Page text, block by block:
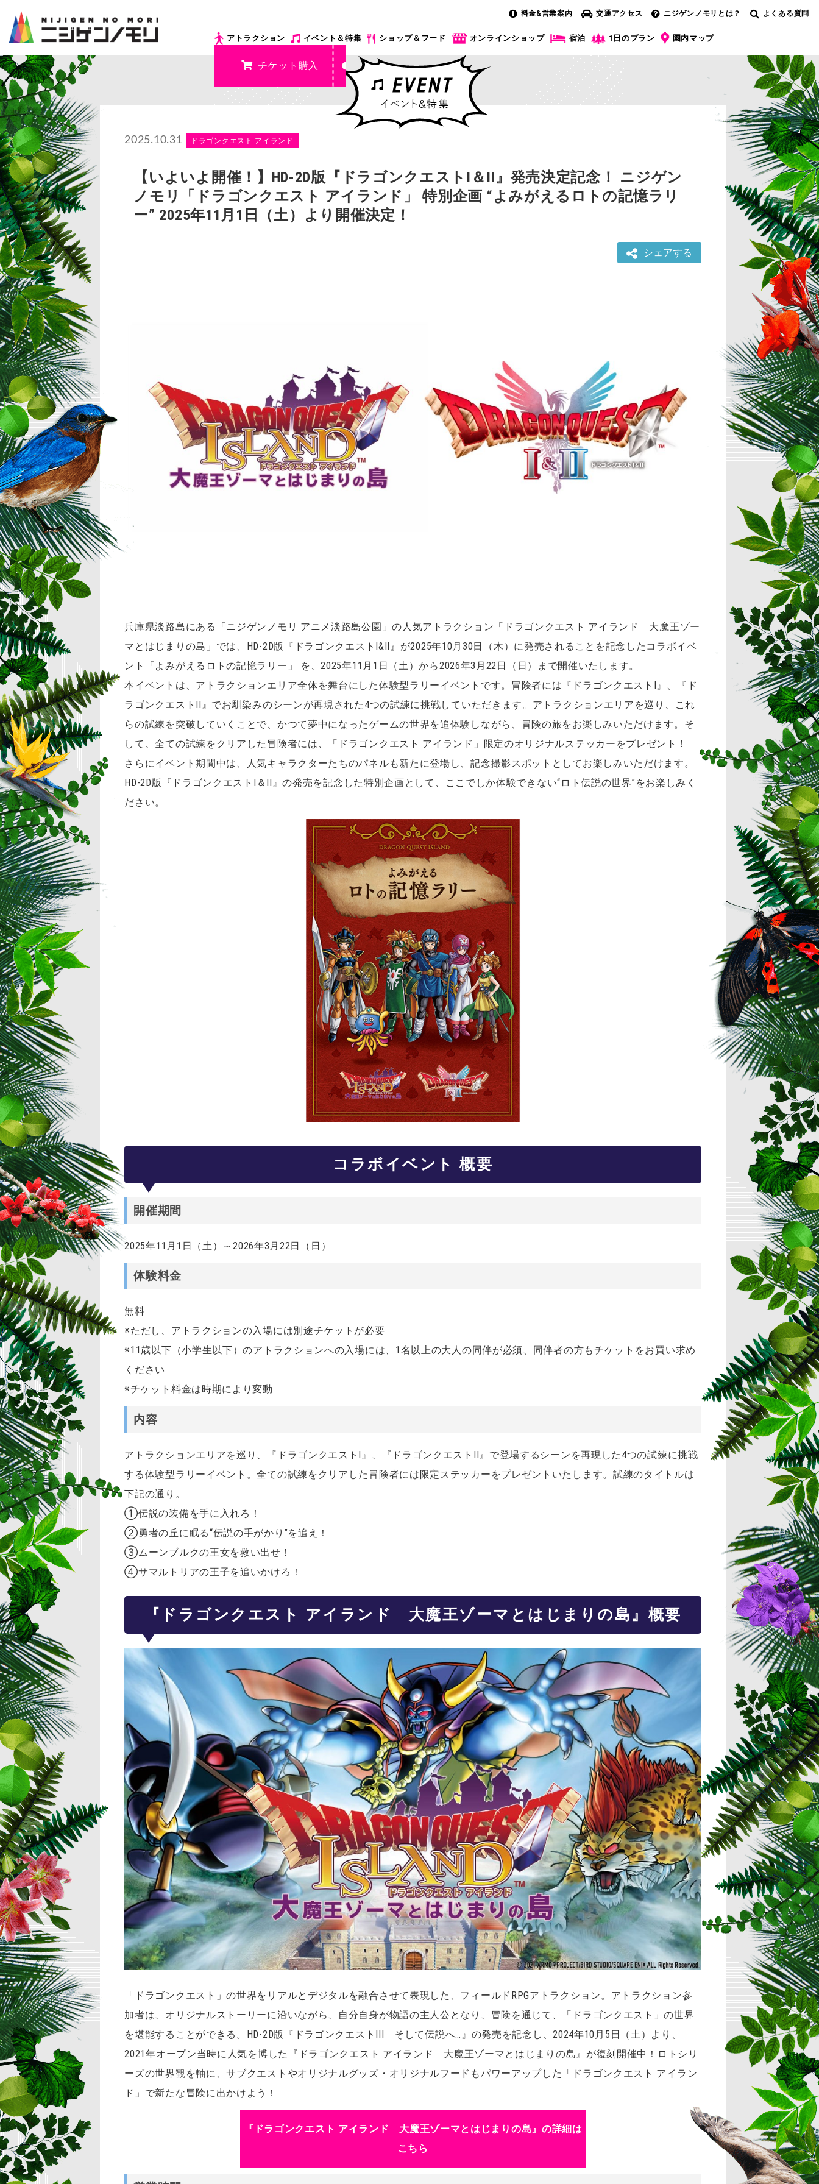
料金&営業案内 交通アクセス ニジゲンノモリとは？ よくある質問
アトラクション イベント＆特集 ショップ＆フード オンラインショップ 宿泊 1日のプラン 園内マップ
チケット購入
2025.10.31 ドラゴンクエスト アイランド
【いよいよ開催！】HD-2D版『ドラゴンクエストI＆II』発売決定記念！ ニジゲン
ノモリ「ドラゴンクエスト アイランド」 特別企画 “よみがえるロトの記憶ラリ
ー” 2025年11月1日（土）より開催決定！
シェアする
兵庫県淡路島にある「ニジゲンノモリ アニメ淡路島公園」の人気アトラクション「ドラゴンクエスト アイランド 大魔王ゾー
マとはじまりの島」では、HD-2D版『ドラゴンクエストI&II』が2025年10月30日（木）に発売されることを記念したコラボイベ
ント「よみがえるロトの記憶ラリー」 を、2025年11月1日（土）から2026年3月22日（日）まで開催いたします。
本イベントは、アトラクションエリア全体を舞台にした体験型ラリーイベントです。冒険者には『ドラゴンクエストI』、『ド
ラゴンクエストII』でお馴染みのシーンが再現された4つの試練に挑戦していただきます。アトラクションエリアを巡り、これ
らの試練を突破していくことで、かつて夢中になったゲームの世界を追体験しながら、冒険の旅をお楽しみいただけます。そ
して、全ての試練をクリアした冒険者には、「ドラゴンクエスト アイランド」限定のオリジナルステッカーをプレゼント！
さらにイベント期間中は、人気キャラクターたちのパネルも新たに登場し、記念撮影スポットとしてお楽しみいただけます。
HD-2D版『ドラゴンクエストI＆II』の発売を記念した特別企画として、ここでしか体験できない“ロト伝説の世界”をお楽しみく
ださい。
コラボイベント 概要
開催期間
2025年11月1日（土）～2026年3月22日（日）
体験料金
無料
※ただし、アトラクションの入場には別途チケットが必要
※11歳以下（小学生以下）のアトラクションへの入場には、1名以上の大人の同伴が必須、同伴者の方もチケットをお買い求め
ください
※チケット料金は時期により変動
内容
アトラクションエリアを巡り、『ドラゴンクエストI』、『ドラゴンクエストII』で登場するシーンを再現した4つの試練に挑戦
する体験型ラリーイベント。全ての試練をクリアした冒険者には限定ステッカーをプレゼントいたします。試練のタイトルは
下記の通り。
①伝説の装備を手に入れろ！
②勇者の丘に眠る“伝説の手がかり”を追え！
③ムーンブルクの王女を救い出せ！
④サマルトリアの王子を追いかけろ！
『ドラゴンクエスト アイランド 大魔王ゾーマとはじまりの島』概要
「ドラゴンクエスト」の世界をリアルとデジタルを融合させて表現した、フィールドRPGアトラクション。アトラクション参
加者は、オリジナルストーリーに沿いながら、自分自身が物語の主人公となり、冒険を通じて、「ドラゴンクエスト」の世界
を堪能することができる。HD-2D版『ドラゴンクエストIII そして伝説へ…』の発売を記念し、2024年10月5日（土）より、
2021年オープン当時に人気を博した『ドラゴンクエスト アイランド 大魔王ゾーマとはじまりの島』が復刻開催中！ロトシリ
ーズの世界観を軸に、サブクエストやオリジナルグッズ・オリジナルフードもパワーアップした「ドラゴンクエスト アイラン
ド」で新たな冒険に出かけよう！
『ドラゴンクエスト アイランド 大魔王ゾーマとはじまりの島』の詳細は
こちら